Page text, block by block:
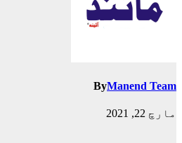
ByManend Team
مارچ 22, 2021